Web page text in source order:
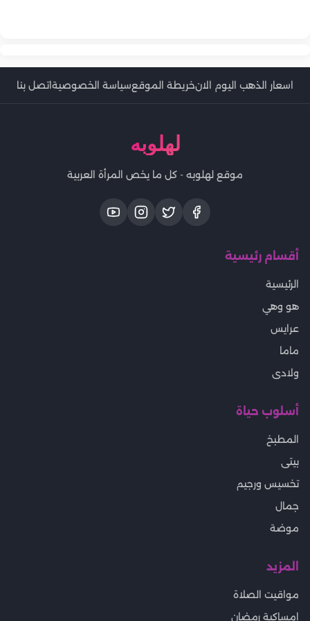
اسعار الذهب اليوم الانخريطة الموقعسياسة الخصوصيةاتصل بنا
لهلوبه
موقع لهلوبه - كل ما يخص المرأة العربية
أقسام رئيسية
الرئيسية
هو وهي
عرايس
ماما
ولادى
أسلوب حياة
المطبخ
بيتى
تخسيس ورجيم
جمال
موضة
المزيد
مواقيت الصلاة
إمساكية رمضان